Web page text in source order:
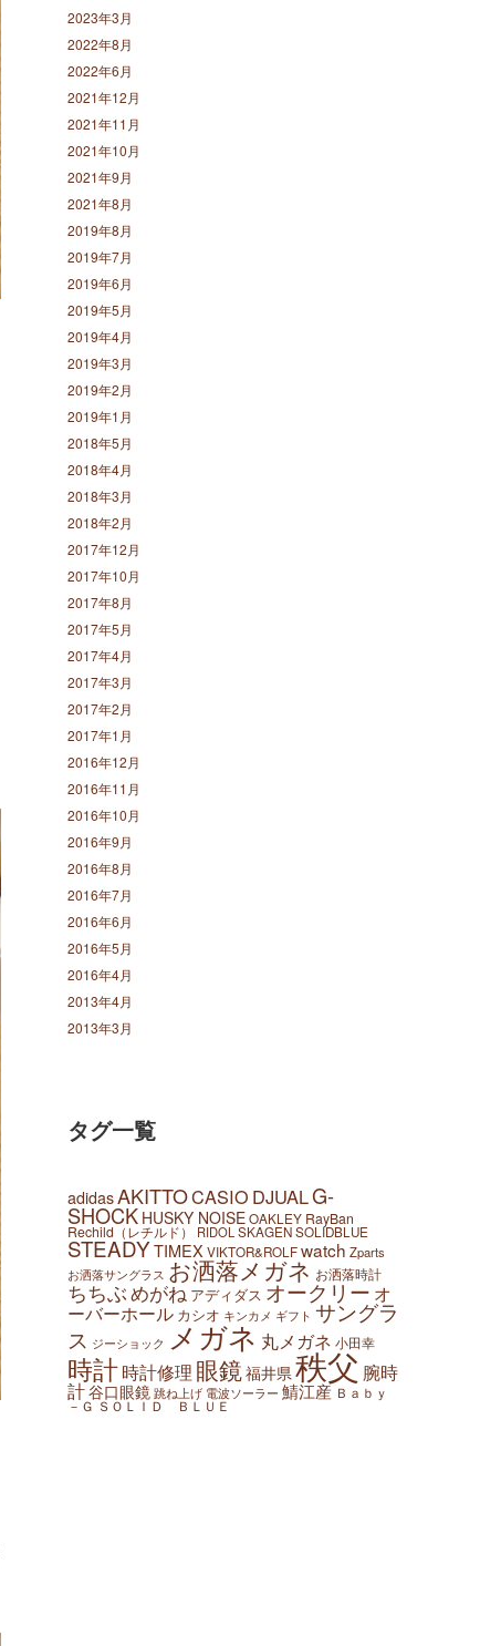
2023年3月
2022年8月
2022年6月
2021年12月
2021年11月
2021年10月
2021年9月
2021年8月
2019年8月
2019年7月
2019年6月
2019年5月
2019年4月
2019年3月
2019年2月
2019年1月
2018年5月
2018年4月
2018年3月
2018年2月
2017年12月
2017年10月
2017年8月
2017年5月
2017年4月
2017年3月
2017年2月
2017年1月
2016年12月
2016年11月
2016年10月
2016年9月
2016年8月
2016年7月
2016年6月
2016年5月
2016年4月
2013年4月
2013年3月
タグ一覧
adidasAKITTOCASIO DJUALG-
SHOCK HUSKY NOISEOAKLEY RayBan
Rechild（レチルド） RIDOL SKAGENSOLIDBLUE
STEADYTIMEX VIKTOR&ROLFwatch Zparts
お洒落サングラス お洒落メガネ お洒落時計
ちちぶめがね アディダス オークリーオ
ーバーホール カシオ キンカメ ギフト サングラ
ス ジーショック メガネ丸メガネ 小田幸
時計時計修理 眼鏡福井県 秩父腕時
計谷口眼鏡跳ね上げ 電波ソーラー 鯖江産 Ｂａｂｙ
－ＧＳＯＬＩＤ ＢＬＵＥ